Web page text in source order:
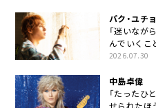
パク・ユチ
「迷いなが
んでいくこ
2026.07.30
中島卓偉
「たったひ
せられたほ